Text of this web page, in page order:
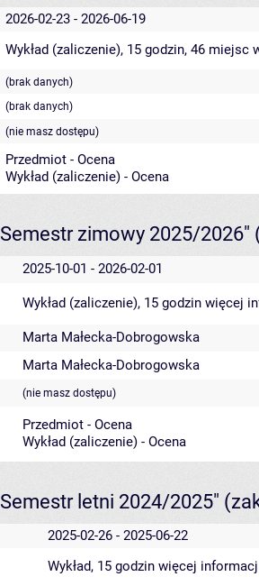
2026-02-23 - 2026-06-19
Wykład (zaliczenie), 15 godzin, 46 miejsc
(brak danych)
(brak danych)
(nie masz dostępu)
Przedmiot - Ocena
Wykład (zaliczenie) - Ocena
zimowy 2025/2026"
2025-10-01 - 2026-02-01
Wykład (zaliczenie), 15 godzin więcej
Marta Małecka-Dobrogowska
Marta Małecka-Dobrogowska
(nie masz dostępu)
Przedmiot - Ocena
Wykład (zaliczenie) - Ocena
letni 2024/2025"
2025-02-26 - 2025-06-22
Wykład, 15 godzin więcej